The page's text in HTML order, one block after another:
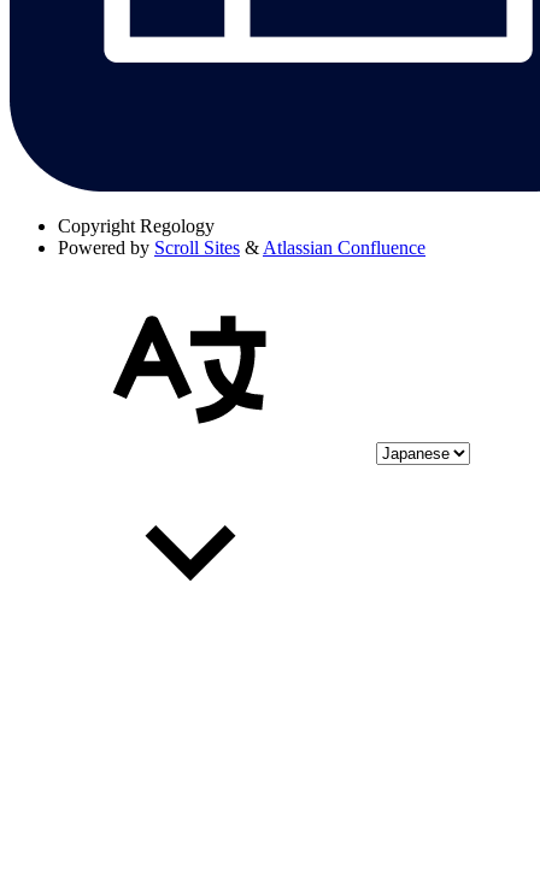
Copyright Regology
Powered by Scroll Sites & Atlassian Confluence